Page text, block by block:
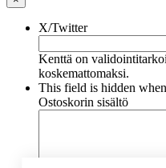
X/Twitter
Kenttä on
koskemattomaksi.
This field is hidden
Ostoskorin sisältö